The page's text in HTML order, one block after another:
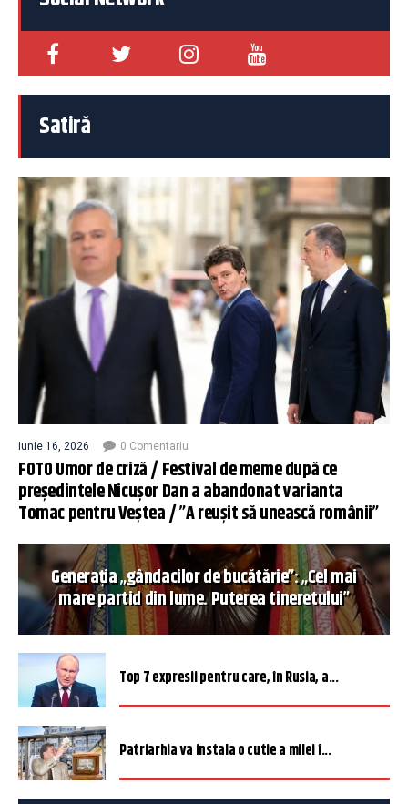
Satiră
iunie 16, 2026 0 Comentariu
FOTO Umor de criză / Festival de meme după ce
președintele Nicușor Dan a abandonat varianta
Tomac pentru Veștea / ”A reușit să unească românii”
Generația „gândacilor de bucătărie”: „Cel mai
mare partid din lume. Puterea tineretului”
Top 7 expresii pentru care, în Rusia, a...
Patriarhia va instala o cutie a milei î...